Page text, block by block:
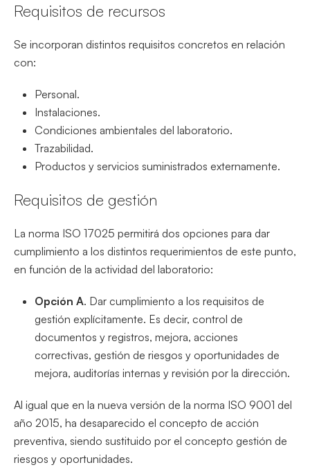
Requisitos de recursos
Se incorporan distintos requisitos concretos en relación
con:
Personal.
Instalaciones.
Condiciones ambientales del laboratorio.
Trazabilidad.
Productos y servicios suministrados externamente.
Requisitos de gestión
La norma ISO 17025 permitirá dos opciones para dar
cumplimiento a los distintos requerimientos de este punto,
en función de la actividad del laboratorio:
Opción A. Dar cumplimiento a los requisitos de
gestión explícitamente. Es decir, control de
documentos y registros, mejora, acciones
correctivas, gestión de riesgos y oportunidades de
mejora, auditorías internas y revisión por la dirección.
Al igual que en la nueva versión de la norma ISO 9001 del
año 2015, ha desaparecido el concepto de acción
preventiva, siendo sustituido por el concepto gestión de
riesgos y oportunidades.